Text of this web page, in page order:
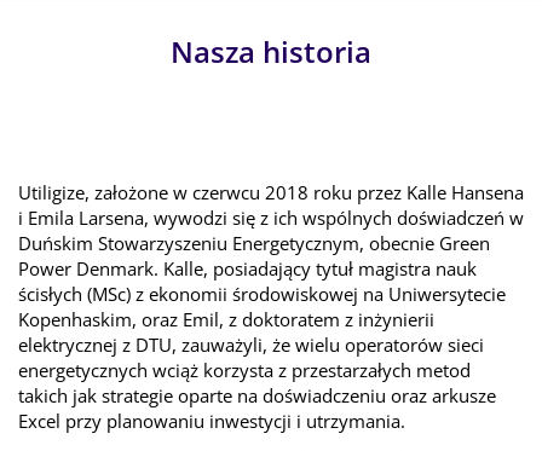
Nasza historia
Utiligize, założone w czerwcu 2018 roku przez Kalle Hansena
i Emila Larsena, wywodzi się z ich wspólnych doświadczeń w
Duńskim Stowarzyszeniu Energetycznym, obecnie Green
Power Denmark. Kalle, posiadający tytuł magistra nauk
ścisłych (MSc) z ekonomii środowiskowej na Uniwersytecie
Kopenhaskim, oraz Emil, z doktoratem z inżynierii
elektrycznej z DTU, zauważyli, że wielu operatorów sieci
energetycznych wciąż korzysta z przestarzałych metod
takich jak strategie oparte na doświadczeniu oraz arkusze
Excel przy planowaniu inwestycji i utrzymania.